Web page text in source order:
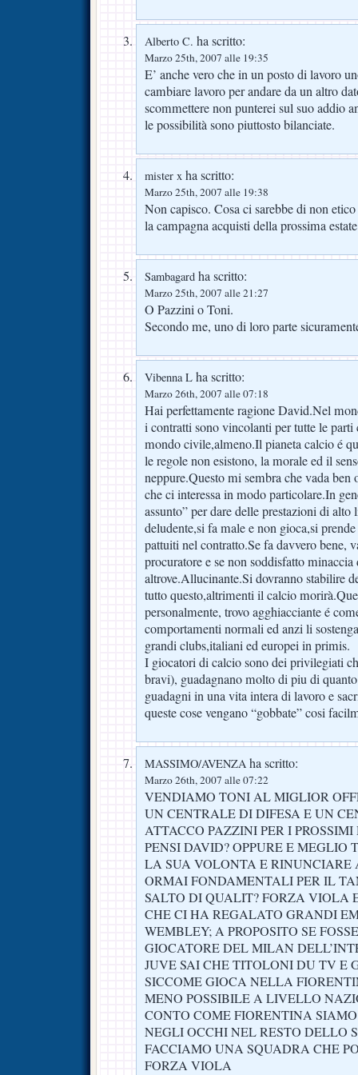
Alberto C. ha scritto:
Marzo 25th, 2007 alle 19:35
E’ anche vero che in un posto di lavoro
cambiare lavoro per andare da un altro
scommettere non punterei sul suo addio
le possibilità sono piuttosto bilanciate.
mister x ha scritto:
Marzo 25th, 2007 alle 19:38
Non capisco. Cosa ci sarebbe di non
la campagna acquisti della prossima
Sambagard ha scritto:
Marzo 25th, 2007 alle 21:27
O Pazzini o Toni.
Secondo me, uno di loro parte
Vibenna L ha scritto:
Marzo 26th, 2007 alle 07:18
Hai perfettamente ragione David.Nel
i contratti sono vincolanti per tutte le
mondo civile,almeno.Il pianeta calcio é
le regole non esistono, la morale ed il
neppure.Questo mi sembra che vada
che ci interessa in modo particolare.In
assunto” per dare delle prestazioni di alto
deludente,si fa male e non gioca,si
pattuiti nel contratto.Se fa davvero bene,
procuratore e se non soddisfatto minaccia
altrove.Allucinante.Si dovranno stabilire
tutto questo,altrimenti il calcio
personalmente, trovo agghiacciante é
comportamenti normali ed anzi li
grandi clubs,italiani ed europei in primis.
I giocatori di calcio sono dei privilegiati
bravi), guadagnano molto di piu di
guadagni in una vita intera di lavoro e
queste cose vengano “gobbate” cosi
MASSIMO/AVENZA ha scritto:
Marzo 26th, 2007 alle 07:22
VENDIAMO TONI AL MIGLIOR
UN CENTRALE DI DIFESA E UN
ATTACCO PAZZINI PER I
PENSI DAVID? OPPURE E MEGLIO
LA SUA VOLONTA E RINUNCIARE
ORMAI FONDAMENTALI PER IL
SALTO DI QUALIT? FORZA VIOLA
CHE CI HA REGALATO GRANDI
WEMBLEY; A PROPOSITO SE
GIOCATORE DEL MILAN
JUVE SAI CHE TITOLONI DU TV E
SICCOME GIOCA NELLA
MENO POSSIBILE A LIVELLO
CONTO COME FIORENTINA
NEGLI OCCHI NEL RESTO DELLO
FACCIAMO UNA SQUADRA CHE
FORZA VIOLA